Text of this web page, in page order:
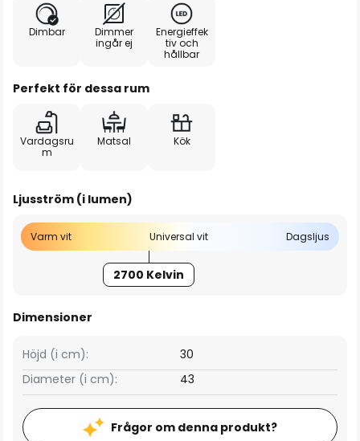
Dimbar
Dimmer
ingår ej
Energieffek
tiv och
hållbar
Perfekt för dessa rum
Vardagsru
m
Matsal Kök
Ljusström (i lumen)
Varm vit Universal vit Dagsljus
2700 Kelvin
Dimensioner
Höjd (i cm):
30
Diameter (i cm):
43
Frågor om denna produkt?